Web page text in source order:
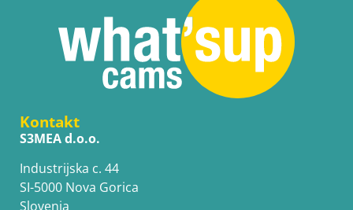
Kontakt
S3MEA d.o.o.
Industrijska c. 44
SI-5000 Nova Gorica
Slovenia